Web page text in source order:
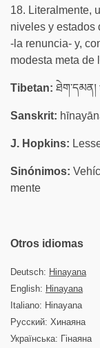
18. Literalmente,
niveles y estados
-la renuncia- y,
modesta meta de
Tibetan: ཐེག་དམན།
Sanskrit:
J. Hopkins:
Sinónimos:
mente
Otros idiomas
Deutsch: Hinayana
English: Hinayana
Italiano: Hinayana
Русский: Хинаяна
Українська: Гінаяна